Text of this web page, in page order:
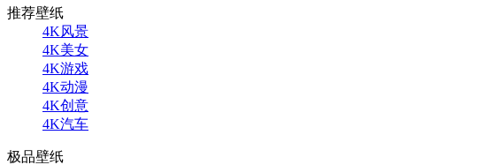
推荐壁纸
4K风景
4K美女
4K游戏
4K动漫
4K创意
4K汽车
极品壁纸